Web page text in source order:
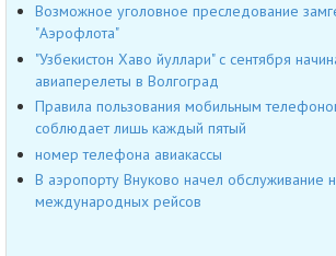
Возможное уголовное преследование
"Аэрофлота"
"Узбекистон Хаво йуллари" с сентября
авиаперелеты в Волгоград
Правила пользования мобильным
соблюдает лишь каждый пятый
номер телефона авиакассы
В аэропорту Внуково начел обслуживание
международных рейсов